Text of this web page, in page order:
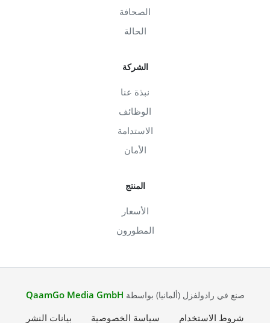
الصحافة
الحالة
الشركة
نبذة عنا
الوظائف
الاستدامة
الأمان
المنتج
الأسعار
المطورون
صنع في رادولفزل (ألمانيا) بواسطة QaamGo Media GmbH
شروط الاستخدام
سياسة الخصوصية بيانات النشر